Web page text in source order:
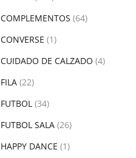
COMPLEMENTOS (64)
CONVERSE (1)
CUIDADO DE CALZADO (4)
FILA (22)
FUTBOL (34)
FUTBOL SALA (26)
HAPPY DANCE (1)